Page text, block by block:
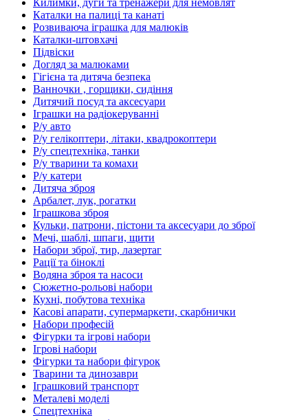
Килимки, дуги та тренажери для немовлят
Каталки на палиці та канаті
Розвиваюча іграшка для малюків
Каталки-штовхачі
Підвіски
Догляд за малюками
Гігієна та дитяча безпека
Ванночки , горщики, сидіння
Дитячий посуд та аксесуари
Іграшки на радіокеруванні
Р/у авто
Р/у гелікоптери, літаки, квадрокоптери
Р/у спецтехніка, танки
Р/у тварини та комахи
Р/у катери
Дитяча зброя
Арбалет, лук, рогатки
Іграшкова зброя
Кульки, патрони, пістони та аксесуари до зброї
Мечі, шаблі, шпаги, щити
Набори зброї, тир, лазертаг
Рації та біноклі
Водяна зброя та насоси
Сюжетно-рольові набори
Кухні, побутова техніка
Касові апарати, супермаркети, скарбнички
Набори професій
Фігурки та ігрові набори
Ігрові набори
Фігурки та набори фігурок
Тварини та динозаври
Іграшковий транспорт
Металеві моделі
Спецтехніка